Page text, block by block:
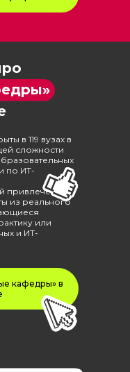
в 119 вузах в
сложности
по ИТ-
привлечены
из реального
или
и ИТ-
кафедры» в